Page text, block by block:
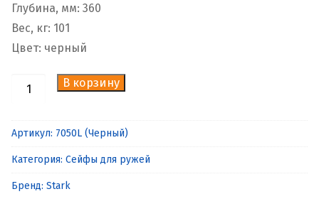
Глубина, мм: 360
Вес, кг: 101
Цвет: черный
Количество
сейф
Stark
7050L
В корзину
Артикул: 7050L (Черный)
Категория: Сейфы для ружей
Бренд: Stark